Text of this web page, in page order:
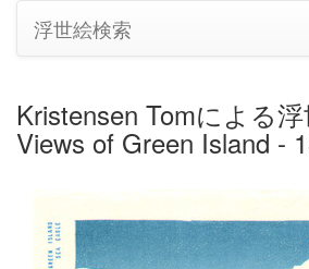
浮世絵検索
Kristensen Tomによる
Views of Green Island -